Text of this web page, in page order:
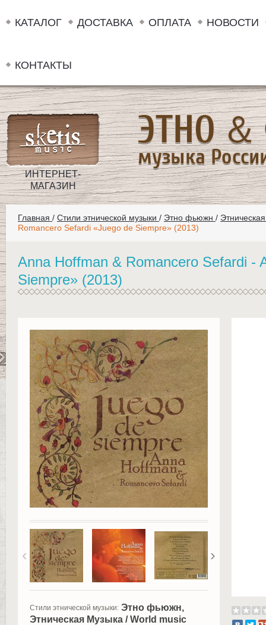
КАТАЛОГ ДОСТАВКА ОПЛАТА НОВОСТИ
КОНТАКТЫ
ИНТЕРНЕТ-
МАГАЗИН
Главная / Стили этнической музыки / Этно фьюжн /
Romancero Sefardi «Juego de Siempre» (2013)
Anna Hoffman & Romancero Sefardi -
Siempre» (2013)
‹ ›
Стили этнической музыки: Этно фьюжн,
Этническая Музыка / World music